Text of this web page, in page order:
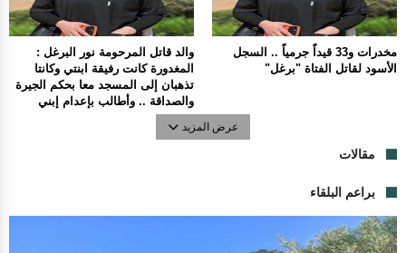
والد قاتل المرحومة نور البرغل :
المغدورة كانت رفيقة ابنتي وكانتا
تذهبان إلى المسجد معا بحكم الجيرة
والصداقة .. وأطالب بإعدام إبني
مخدرات و33 قيداً جرمياً .. السجل
الأسود لقاتل الفتاة "برغل"
عرض المزيد
مقالات
براعم البلقاء